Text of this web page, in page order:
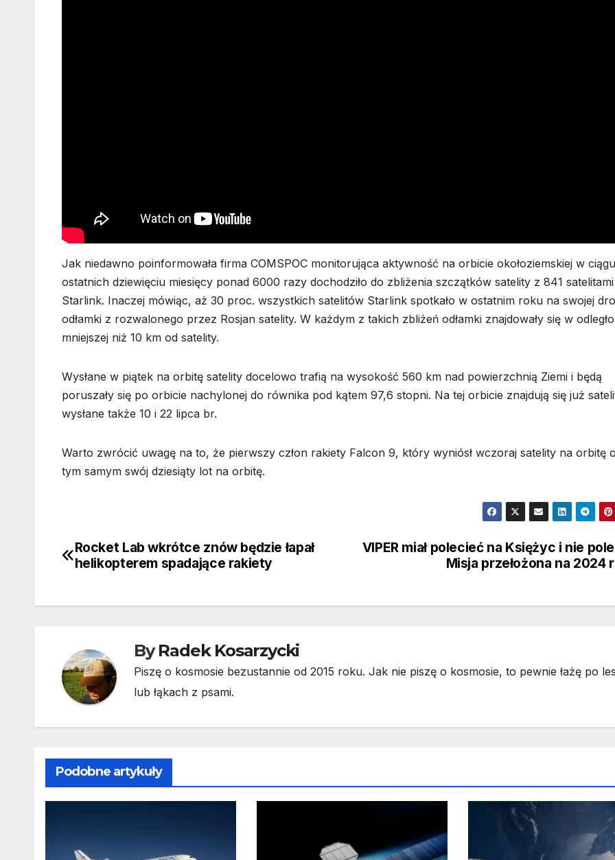
Jak niedawno poinformowała firma COMSPOC monitorująca aktywność na orbicie okołoziemskiej w ciągu
ostatnich dziewięciu miesięcy ponad 6000 razy dochodziło do zbliżenia szczątków satelity z 841 satelitami
Starlink. Inaczej mówiąc, aż 30 proc. wszystkich satelitów Starlink spotkało w ostatnim roku na swojej
odłamki z rozwalonego przez Rosjan satelity. W każdym z takich zbliżeń odłamki znajdowały się w
mniejszej niż 10 km od satelity.
Wysłane w piątek na orbitę satelity docelowo trafią na wysokość 560 km nad powierzchnią Ziemi i będą
poruszały się po orbicie nachylonej do równika pod kątem 97,6 stopni. Na tej orbicie znajdują się już
wysłane także 10 i 22 lipca br.
Warto zwrócić uwagę na to, że pierwszy człon rakiety Falcon 9, który wyniósł wczoraj satelity na orbitę
tym samym swój dziesiąty lot na orbitę.
Nawigacja
VIPER miał polecieć na Księżyc i nie
Misja przełożona na 2024
Rocket Lab wkrótce znów będzie łapał
helikopterem spadające rakiety
ByRadek Kosarzycki
Piszę o kosmosie bezustannie od 2015 roku. Jak nie piszę o kosmosie, to pewnie łażę po
lub łąkach z psami.
Podobne artykuły